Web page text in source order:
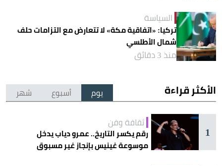
السياسة
تركيا: «اتفاقية مكة» لا تتعارض مع التزامات حلف
شمال الأطلسي
منذ 3 دقائق
الأكثر قراءة يوم أسبوع شهر
1
ثقافة وفن
رقم يكسر التاريخ.. عمرو دياب يدخل
موسوعة غينيس بإنجاز غير مسبوق